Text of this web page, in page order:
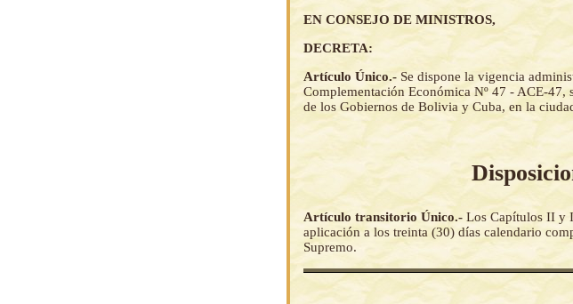
EN CONSEJO DE MINISTROS,
DECRETA:
Artículo Único.- Se dispone la vigencia
Complementación Económica Nº 47 - ACE-
de los Gobiernos de Bolivia y Cuba, en la
Artículo transitorio Único.- Los Capítulos II y
aplicación a los treinta (30) días calendario
Supremo.